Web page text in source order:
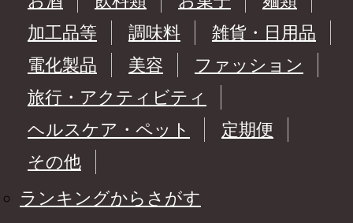
加工品等
調味料
雑貨・日用品
電化製品
美容
ファッション
旅行・アクティビティ
ヘルスケア・ペット
定期便
その他
ランキングからさがす